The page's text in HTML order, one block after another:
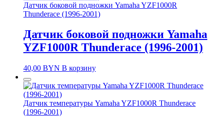
Датчик боковой подножки Yamaha YZF1000R
Thunderace (1996-2001)
Датчик боковой подножки Yamaha
YZF1000R Thunderace (1996-2001)
40,00 BYN В корзину
Датчик температуры Yamaha YZF1000R Thunderace
(1996-2001)